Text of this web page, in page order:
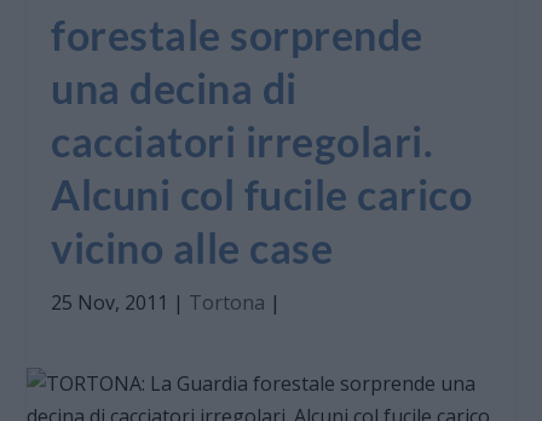
forestale sorprende
una decina di
cacciatori irregolari.
Alcuni col fucile carico
vicino alle case
25 Nov, 2011 | Tortona |